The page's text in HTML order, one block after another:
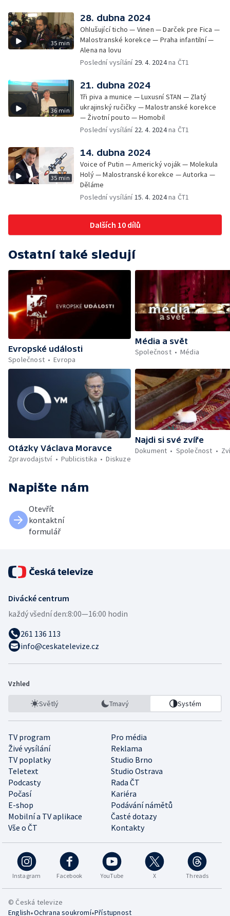
35 min
28. dubna 2024
Ohlušující ticho — Vinen — Darček pre Fica —
Malostranské korekce — Praha infantilní —
Alena na lovu
Poslední vysílání 29. 4. 2024na ČT1
36 min
21. dubna 2024
Tři piva a munice — Luxusní STAN — Zlatý
ukrajinský ručičky — Malostranské korekce
— Životní pouto — Homobil
Poslední vysílání 22. 4. 2024na ČT1
35 min
14. dubna 2024
Voice of Putin — Americký voják — Molekula
Holý — Malostranské korekce — Autorka —
Děláme
Poslední vysílání15. 4. 2024na ČT1
Dalších 10 dílů
Ostatní také sledují
Evropské události
Společnost
Evropa
Média a svět
Společnost
Média
Otázky Václava Moravce
Zpravodajství
Publicistika Diskuze
Najdi si své zvíře
Dokument
Společnost
Napište nám
Otevřít
kontaktní
formulář
Divácké centrum
každý všední den:8:00—16:00 hodin
261 136 113
info@ceskatelevize.cz
Vzhled
Světlý Tmavý Systém
TV program
Pro média
Živé vysílání
Reklama
TV poplatky
Studio Brno
Teletext
Studio Ostrava
Podcasty
Rada ČT
Počasí
Kariéra
E-shop
Podávání námětů
Mobilní a TV aplikace
Časté dotazy
Vše o ČT
Kontakty
Instagram Facebook YouTube X Threads
© Česká televize
English•Ochrana soukromí•Přístupnost